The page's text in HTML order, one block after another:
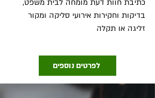
כתיבת חוות דעת מומחה לבית משפט,
בדיקות וחקירות אירועי סליקה ומקור
זליגה או תקלה
לפרטים נוספים